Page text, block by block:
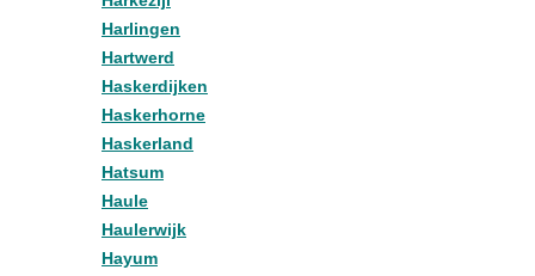
Harlingen
Hartwerd
Haskerdijken
Haskerhorne
Haskerland
Hatsum
Haule
Haulerwijk
Hayum